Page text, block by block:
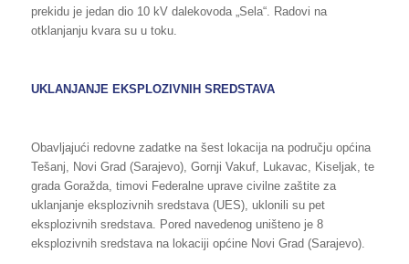
prekidu je jedan dio 10 kV dalekovoda „Sela“. Radovi na
otklanjanju kvara su u toku.
UKLANJANJE EKSPLOZIVNIH SREDSTAVA
Obavljajući redovne zadatke na šest lokacija na području općina
Tešanj, Novi Grad (Sarajevo), Gornji Vakuf, Lukavac, Kiseljak, te
grada Goražda, timovi Federalne uprave civilne zaštite za
uklanjanje eksplozivnih sredstava (UES), uklonili su pet
eksplozivnih sredstava. Pored navedenog uništeno je 8
eksplozivnih sredstava na lokaciji općine Novi Grad (Sarajevo).